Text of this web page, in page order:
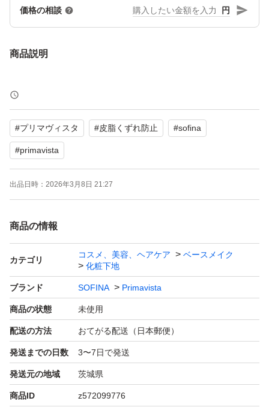
価格の相談 円
商品説明
#プリマヴィスタ #皮脂くずれ防止 #sofina
#primavista
出品日時： 2026年3月8日 21:27
商品の情報
カテゴリ
コスメ、美容、ヘアケア
ベースメイク
化粧下地
ブランド SOFINA Primavista
商品の状態 未使用
配送の方法 おてがる配送（日本郵便）
発送までの日数 3〜7日で発送
発送元の地域 茨城県
商品ID z572099776